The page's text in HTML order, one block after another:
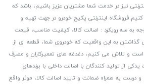
نیز در خدمت شما مشتریان عزیز باشیم، باشد که
فروشگاه اینترنتی پکیج خودرو در جهت تهیه و
به سه رویکرد : اصالت کالا، کیفیت مناسب، قیمت
گذاشتن به این واقعیت که خودروی شما، قطعه ای از
است و تلاش می کنیم، دغدغه های تعمیرکاران و مصرف
از تولید کنندگان با اصالت داخلی با برندهای
به همراه ضمانت و تایید اصالت کالا، موثر واقع